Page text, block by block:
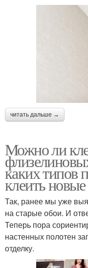
читать дальше →
Можно ли
каких типов
клеить
Так, ранее мы уже
на старые обои. И
Теперь пора
настенных полотен
отделку.